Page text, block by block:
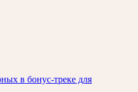
в бонус-треке для